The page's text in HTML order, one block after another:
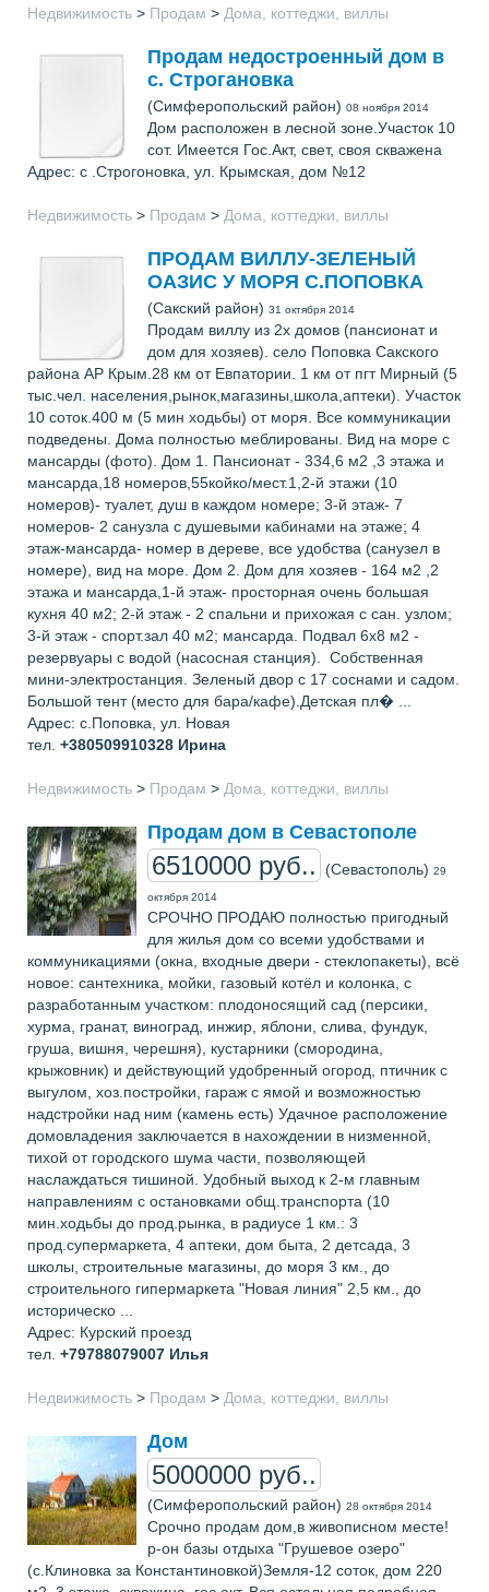
Недвижимость > Продам > Дома, коттеджи, виллы
Продам недостроенный дом в
с. Строгановка
(Симферопольский район) 08 ноября 2014
Дом расположен в лесной зоне.Участок 10
сот. Имеется Гос.Акт, свет, своя скважена
Адрес: с .Строгоновка, ул. Крымская, дом №12
Недвижимость > Продам > Дома, коттеджи, виллы
ПРОДАМ ВИЛЛУ-ЗЕЛЕНЫЙ
ОАЗИС У МОРЯ С.ПОПОВКА
(Сакский район) 31 октября 2014
Продам виллу из 2х домов (пансионат и
дом для хозяев). село Поповка Сакского
района АР Крым.28 км от Евпатории. 1 км от пгт Мирный (5
тыс.чел. населения,рынок,магазины,школа,аптеки). Участок
10 соток.400 м (5 мин ходьбы) от моря. Все коммуникации
подведены. Дома полностью меблированы. Вид на море с
мансарды (фото). Дом 1. Пансионат - 334,6 м2 ,3 этажа и
мансарда,18 номеров,55койко/мест.1,2-й этажи (10
номеров)- туалет, душ в каждом номере; 3-й этаж- 7
номеров- 2 санузла с душевыми кабинами на этаже; 4
этаж-мансарда- номер в дереве, все удобства (санузел в
номере), вид на море. Дом 2. Дом для хозяев - 164 м2 ,2
этажа и мансарда,1-й этаж- просторная очень большая
кухня 40 м2; 2-й этаж - 2 спальни и прихожая с сан. узлом;
3-й этаж - спорт.зал 40 м2; мансарда. Подвал 6х8 м2 -
резервуары с водой (насосная станция). Собственная
мини-электростанция. Зеленый двор с 17 соснами и садом.
Большой тент (место для бара/кафе).Детская пл� ...
Адрес: с.Поповка, ул. Новая
тел. +380509910328 Ирина
Недвижимость > Продам > Дома, коттеджи, виллы
Продам дом в Севастополе
6510000 руб.. (Севастополь) 29
октября 2014
СРОЧНО ПРОДАЮ полностью пригодный
для жилья дом со всеми удобствами и
коммуникациями (окна, входные двери - стеклопакеты), всё
новое: сантехника, мойки, газовый котёл и колонка, с
разработанным участком: плодоносящий сад (персики,
хурма, гранат, виноград, инжир, яблони, слива, фундук,
груша, вишня, черешня), кустарники (смородина,
крыжовник) и действующий удобренный огород, птичник с
выгулом, хоз.постройки, гараж с ямой и возможностью
надстройки над ним (камень есть) Удачное расположение
домовладения заключается в нахождении в низменной,
тихой от городского шума части, позволяющей
наслаждаться тишиной. Удобный выход к 2-м главным
направлениям с остановками общ.транспорта (10
мин.ходьбы до прод.рынка, в радиусе 1 км.: 3
прод.супермаркета, 4 аптеки, дом быта, 2 детсада, 3
школы, строительные магазины, до моря 3 км., до
строительного гипермаркета "Новая линия" 2,5 км., до
историческо ...
Адрес: Курский проезд
тел. +79788079007 Илья
Недвижимость > Продам > Дома, коттеджи, виллы
Дом
5000000 руб..
(Симферопольский район) 28 октября 2014
Срочно продам дом,в живописном месте!
р-он базы отдыха "Грушевое озеро"
(с.Клиновка за Константиновкой)Земля-12 соток, дом 220